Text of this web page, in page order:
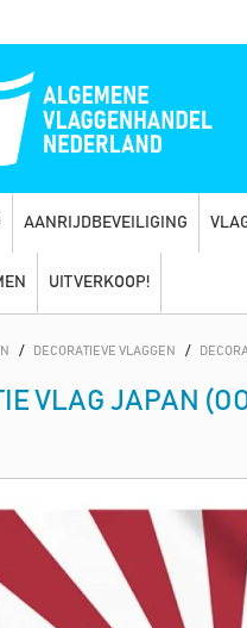
AANRIJDBEVEILIGING
UITVERKOOP!
/ DECORATIEVE VLAGGEN /
VLAG JAPAN